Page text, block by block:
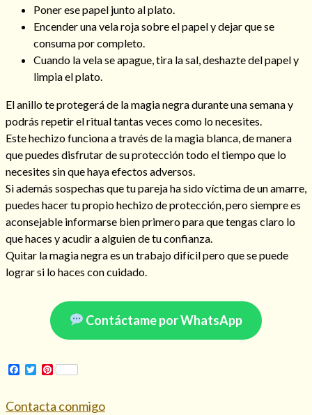
Cómo alejar a la amante de mi esposo
Poner ese papel junto al plato.
Encender una vela roja sobre el papel y dejar que se
consuma por completo.
Cuando la vela se apague, tira la sal, deshazte del papel y
limpia el plato.
El anillo te protegerá de la magia negra durante una semana y
podrás repetir el ritual tantas veces como lo necesites.
Este hechizo funciona a través de la magia blanca, de manera
que puedes disfrutar de su protección todo el tiempo que lo
necesites sin que haya efectos adversos.
Si además sospechas que tu pareja ha sido víctima de un amarre,
puedes hacer tu propio hechizo de protección, pero siempre es
aconsejable informarse bien primero para que tengas claro lo
que haces y acudir a alguien de tu confianza.
Quitar la magia negra es un trabajo difícil pero que se puede
lograr si lo haces con cuidado.
Contáctame por WhatsApp
Facebook
Twitter
Pinterest
Contacta conmigo